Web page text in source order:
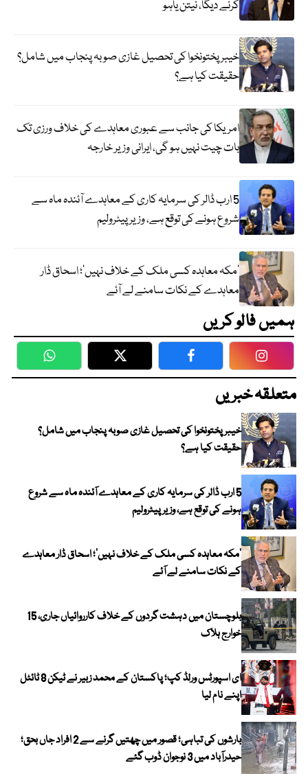
کرنے دیگا، نیتن یاہو
خیبر پختونخوا کی تحصیل غازی صوبہ پنجاب میں شامل؟
حقیقت کیا ہے؟
امریکا کی جانب سے عبوری معاہدے کی خلاف ورزی تک
بات چیت نہیں ہو گی، ایرانی وزیر خارجہ
5 ارب ڈالر کی سرمایہ کاری کے معاہدے آئندہ ماہ سے
شروع ہونے کی توقع ہے، وزیر پیٹرولیم
‘مکہ معاہدہ کسی ملک کے خلاف نہیں’؛ اسحاق ڈار
معاہدے کے نکات سامنے لے آئے
ہمیں فالو کریں
WhatsApp Twitter Facebook
متعلقہ خبریں
خیبر پختونخوا کی تحصیل غازی صوبہ پنجاب میں شامل؟
حقیقت کیا ہے؟
5 ارب ڈالر کی سرمایہ کاری کے معاہدے آئندہ ماہ سے شروع
ہونے کی توقع ہے، وزیر پیٹرولیم
‘مکہ معاہدہ کسی ملک کے خلاف نہیں’؛ اسحاق ڈار معاہدے
کے نکات سامنے لے آئے
بلوچستان میں دہشت گردوں کے خلاف کارروائیاں جاری، 15
خوارج ہلاک
ای اسپورٹس ورلڈ کپ؛ پاکستان کے محمد زبیر نے ٹیکن 8 ٹائٹل
اپنے نام لیا
بارشوں کی تباہی؛ قصور میں چھتیں گرنے سے 2 افراد جاں بحق؛
حیدرآباد میں 3 نوجوان ڈوب گئے